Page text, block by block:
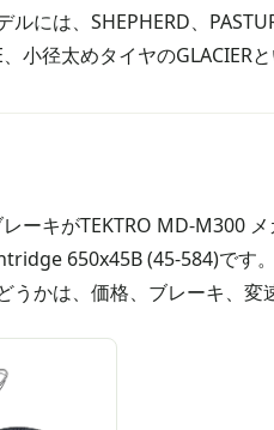
には、SHEPHERD、
小径太めタイヤの
ーキがTEKTRO MD-M300
650x45B (45-584)で
かは、価格、ブレーキ、変